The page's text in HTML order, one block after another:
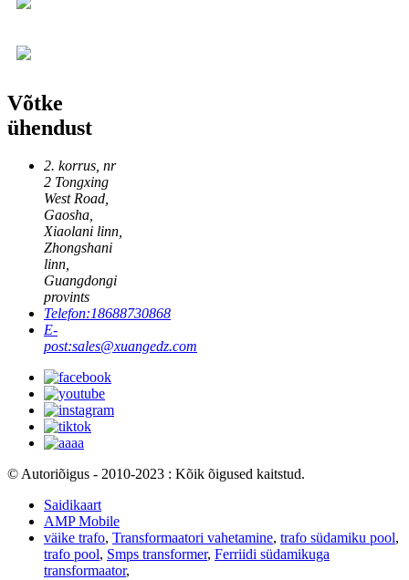
Võtke
ühendust
2. korrus, nr
2 Tongxing
West Road,
Gaosha,
Xiaolani linn,
Zhongshani
linn,
Guangdongi
provints
Telefon:18688730868
E-
post:sales@xuangedz.com
© Autoriõigus - 2010-2023 : Kõik õigused kaitstud.
Saidikaart
AMP Mobile
väike trafo, Transformaatori vahetamine, trafo südamiku pool,
trafo pool, Smps transformer, Ferriidi südamikuga
transformaator,